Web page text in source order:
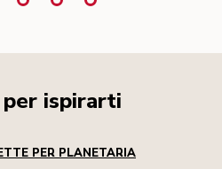
ispirarti
PER PLANETARIA